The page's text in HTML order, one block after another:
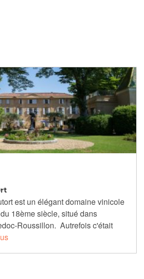
est un élégant domaine vinicole
18ème siècle, situé dans
Roussillon. Autrefois c'était